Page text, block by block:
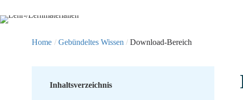
Home / Gebündeltes Wissen / Download-Bereich
Inhaltsverzeichnis